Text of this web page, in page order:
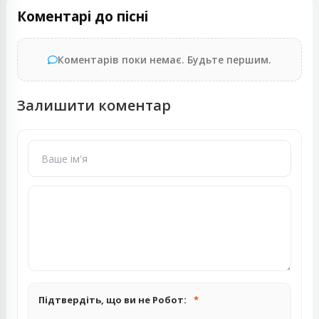
Коментарі до пісні
Коментарів поки немає. Будьте першим.
Залишити коментар
Підтвердіть, що ви не Робот: